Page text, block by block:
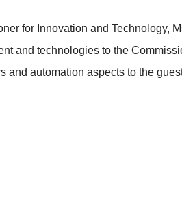
for Innovation and Technology,
and technologies to the
and automation aspects to the